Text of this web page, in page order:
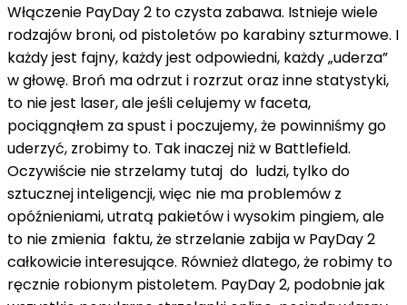
Włączenie PayDay 2 to czysta zabawa. Istnieje wiele
rodzajów broni, od pistoletów po karabiny szturmowe. I
każdy jest fajny, każdy jest odpowiedni, każdy „uderza”
w głowę. Broń ma odrzut i rozrzut oraz inne statystyki,
to nie jest laser, ale jeśli celujemy w faceta,
pociągnąłem za spust i poczujemy, że powinniśmy go
uderzyć, zrobimy to. Tak inaczej niż w Battlefield.
Oczywiście nie strzelamy tutaj do ludzi, tylko do
sztucznej inteligencji, więc nie ma problemów z
opóźnieniami, utratą pakietów i wysokim pingiem, ale
to nie zmienia faktu, że strzelanie zabija w PayDay 2
całkowicie interesujące. Również dlatego, że robimy to
ręcznie robionym pistoletem. PayDay 2, podobnie jak